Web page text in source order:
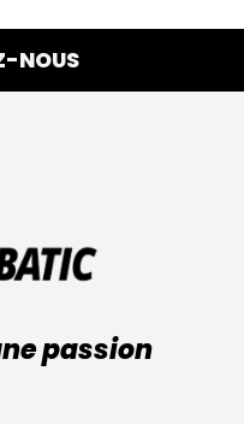
NOUS
passion